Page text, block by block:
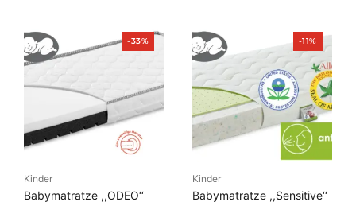
-33%Produkt
im
Kinder
Babymatratze ,,ODEO‘‘
-11%Produkt
im
Angebot
Kinder
Babymatratze ,,Sensitive‘‘